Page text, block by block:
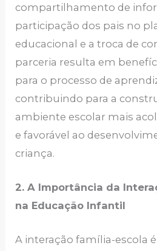
compartilhamento de
participação dos pais no
educacional e a troca de
parceria resulta em
para o processo de
contribuindo para a
ambiente escolar mais
e favorável ao
criança.
2. A Importância da
na Educação Infantil
A interação família-escola